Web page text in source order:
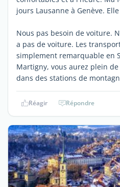
jours Lausanne à Genève.
Nous pas besoin de voiture.
a pas de voiture. Les
simplement remarquable en
Martigny, vous aurez plein
dans des stations de
Réagir Répondre